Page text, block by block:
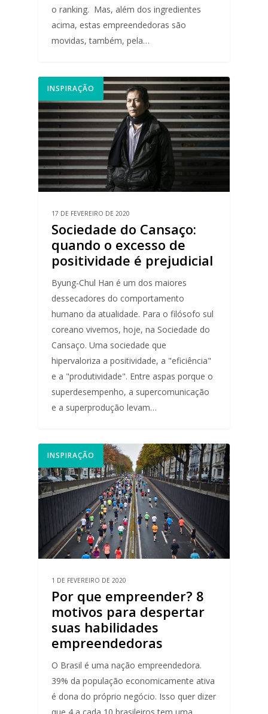
o ranking. Mas, além dos ingredientes
acima, estas empreendedoras são
movidas, também, pela…
INSPIRAÇÃO
17 DE FEVEREIRO DE 2020
Sociedade do Cansaço:
quando o excesso de
positividade é prejudicial
Byung-Chul Han é um dos maiores
dessecadores do comportamento
humano da atualidade. Para o filósofo sul
coreano vivemos, hoje, na Sociedade do
Cansaço. Uma sociedade que
hipervaloriza a positividade, a "eficiência"
e a "produtividade". Entre aspas porque o
superdesempenho, a supercomunicação
e a superprodução levam…
INSPIRAÇÃO
1 DE FEVEREIRO DE 2020
Por que empreender? 8
motivos para despertar
suas habilidades
empreendedoras
O Brasil é uma nação empreendedora.
39% da população economicamente ativa
é dona do próprio negócio. Isso quer dizer
que 4 a cada 10 brasileiros tem uma